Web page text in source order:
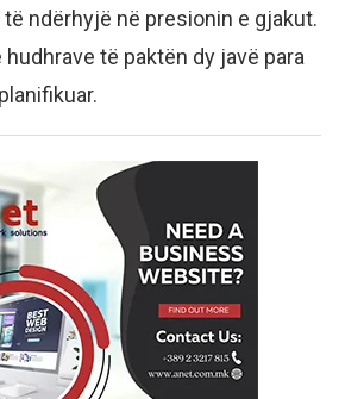
ndërhyjë në presionin e gjakut.
të paktën dy javë para